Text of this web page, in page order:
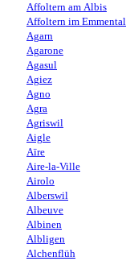
Affoltern am Albis
Affoltern im Emmental
Agarn
Agarone
Agasul
Agiez
Agno
Agra
Agriswil
Aigle
Aïre
Aire-la-Ville
Airolo
Alberswil
Albeuve
Albinen
Albligen
Alchenflüh